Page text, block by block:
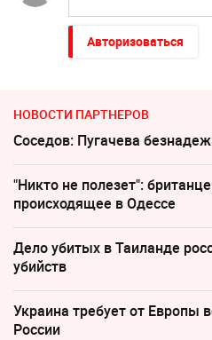
Авторизоваться
НОВОСТИ ПАРТНЕРОВ
Соседов: Пугачева
"Никто не полезет":
происходящее в Одессе
Дело убитых в Таиланде
убийств
Украина требует от Европы
России